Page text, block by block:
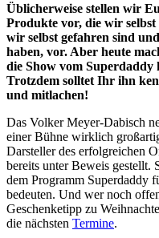
Üblicherweise stellen wir
Produkte vor, die wir selbst
wir selbst gefahren sind und
haben, vor. Aber heute
die Show vom
Trotzdem solltet Ihr ihn
und mitlachen!
Das Volker Meyer-Dabisch
einer Bühne wirklich
Darsteller des erfolgreichen
bereits unter Beweis gestellt.
dem Programm Superdaddy
bedeuten. Und wer noch
Geschenketipp zu
die nächsten Termine.